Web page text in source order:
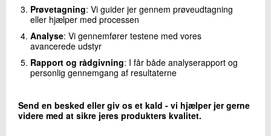
Prøvetagning: Vi guider jer gennem prøveudtagning
eller hjælper med processen
Analyse: Vi gennemfører testene med vores
avancerede udstyr
Rapport og rådgivning: I får både analyserapport og
personlig gennemgang af resultaterne
Send en besked eller giv os et kald - vi hjælper jer gerne
videre med at sikre jeres produkters kvalitet.